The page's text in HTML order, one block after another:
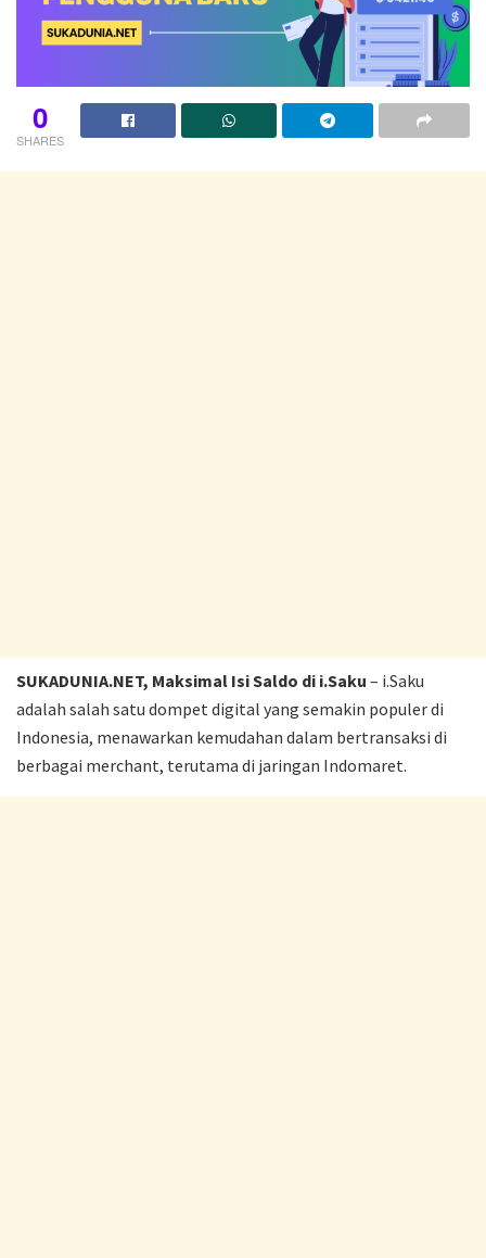
0
SHARES
SUKADUNIA.NET, Maksimal Isi Saldo di i.Saku – i.Saku
adalah salah satu dompet digital yang semakin populer di
Indonesia, menawarkan kemudahan dalam bertransaksi di
berbagai merchant, terutama di jaringan Indomaret.